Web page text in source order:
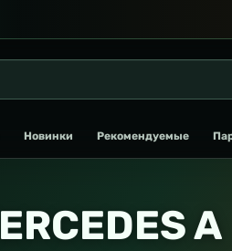
Новинки Рекомендуемые
A